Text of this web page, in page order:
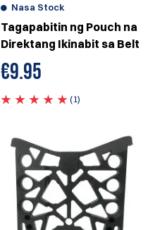
Nasa Stock
Tagapabitin ng Pouch na
Direktang Ikinabit sa Belt
€9.95
(1)